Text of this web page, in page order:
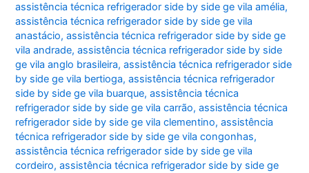
assistência técnica refrigerador side by side ge vila amélia,
assistência técnica refrigerador side by side ge vila
anastácio,assistência técnica refrigerador side by side ge
vila andrade,assistência técnica refrigerador side by side
ge vila anglo brasileira,assistência técnica refrigerador side
by side ge vila bertioga,assistência técnica refrigerador
side by side ge vila buarque,assistência técnica
refrigerador side by side ge vila carrão,assistência técnica
refrigerador side by side ge vila clementino,assistência
técnica refrigerador side by side ge vila congonhas,
assistência técnica refrigerador side by side ge vila
cordeiro,assistência técnica refrigerador side by side ge